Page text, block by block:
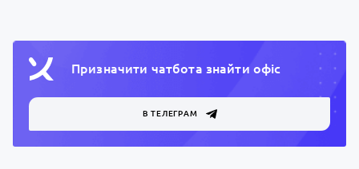
Призначити чатбота знайти офiс
В ТЕЛЕГРАМ